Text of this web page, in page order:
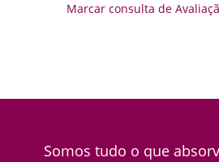
Marcar consulta de
Somos tudo o que